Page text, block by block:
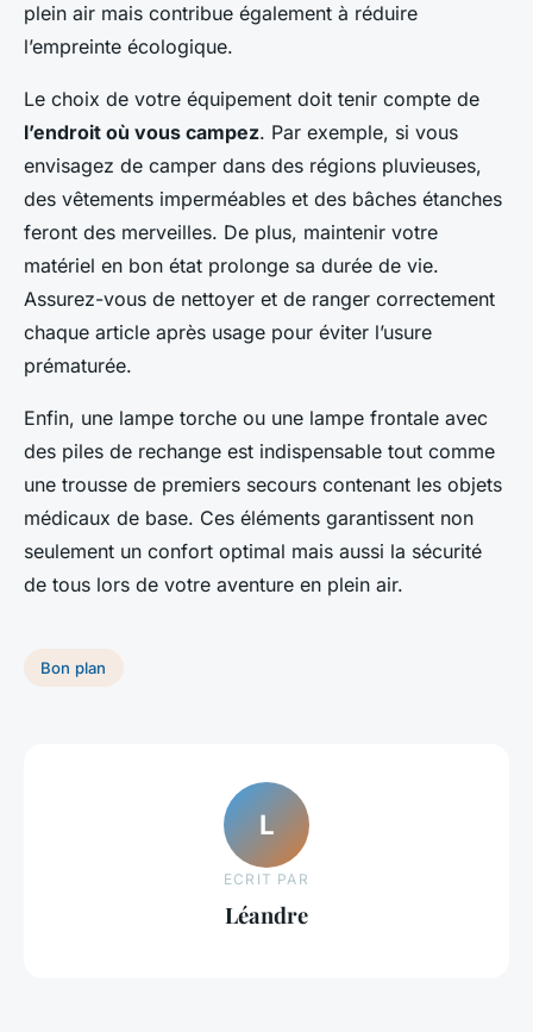
plein air mais contribue également à réduire
l’empreinte écologique.
Le choix de votre équipement doit tenir compte de
l’endroit où vous campez. Par exemple, si vous
envisagez de camper dans des régions pluvieuses,
des vêtements imperméables et des bâches étanches
feront des merveilles. De plus, maintenir votre
matériel en bon état prolonge sa durée de vie.
Assurez-vous de nettoyer et de ranger correctement
chaque article après usage pour éviter l’usure
prématurée.
Enfin, une lampe torche ou une lampe frontale avec
des piles de rechange est indispensable tout comme
une trousse de premiers secours contenant les objets
médicaux de base. Ces éléments garantissent non
seulement un confort optimal mais aussi la sécurité
de tous lors de votre aventure en plein air.
Bon plan
L
ECRIT PAR
Léandre